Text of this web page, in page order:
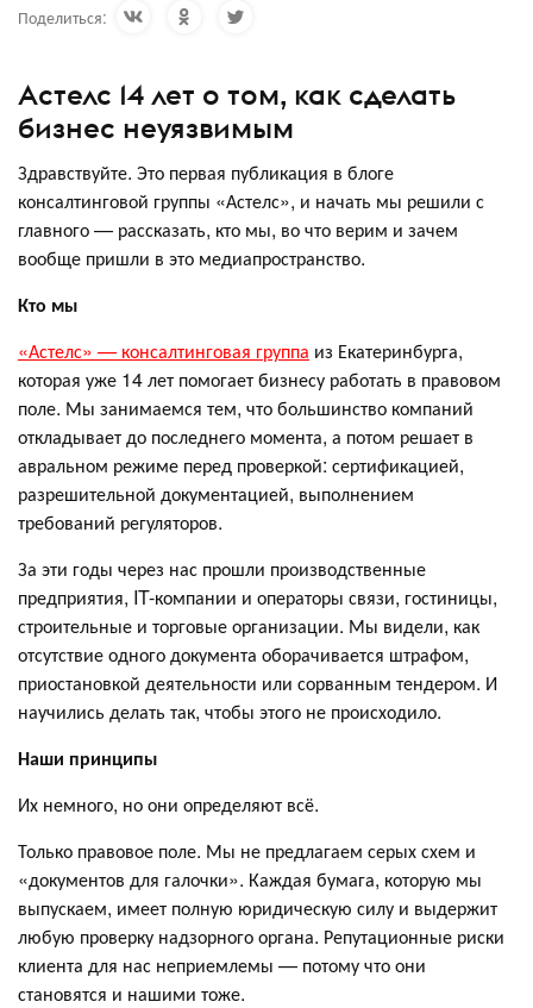
Поделиться:
Астелс 14 лет о том, как сделать
бизнес неуязвимым
Здравствуйте. Это первая публикация в блоге
консалтинговой группы «Астелс», и начать мы решили с
главного — рассказать, кто мы, во что верим и зачем
вообще пришли в это медиапространство.
Кто мы
«Астелс» — консалтинговая группа из Екатеринбурга,
которая уже 14 лет помогает бизнесу работать в правовом
поле. Мы занимаемся тем, что большинство компаний
откладывает до последнего момента, а потом решает в
авральном режиме перед проверкой: сертификацией,
разрешительной документацией, выполнением
требований регуляторов.
За эти годы через нас прошли производственные
предприятия, IT-компании и операторы связи, гостиницы,
строительные и торговые организации. Мы видели, как
отсутствие одного документа оборачивается штрафом,
приостановкой деятельности или сорванным тендером. И
научились делать так, чтобы этого не происходило.
Наши принципы
Их немного, но они определяют всё.
Только правовое поле. Мы не предлагаем серых схем и
«документов для галочки». Каждая бумага, которую мы
выпускаем, имеет полную юридическую силу и выдержит
любую проверку надзорного органа. Репутационные риски
клиента для нас неприемлемы — потому что они
становятся и нашими тоже.